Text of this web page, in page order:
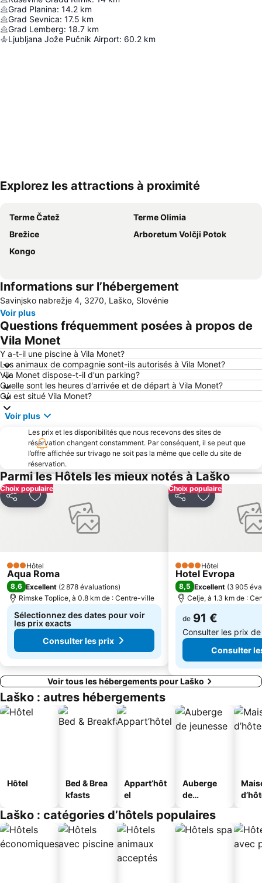
Grad Planina: 14.2 km
Grad Sevnica: 17.5 km
Grad Lemberg: 18.7 km
Ljubljana Jože Pučnik Airport: 60.2 km
Explorez les attractions à proximité
Terme Čatež
Terme Olimia
Brežice
Arboretum Volčji Potok
Kongo
Informations sur l’hébergement
Savinjsko nabrežje 4, 3270, Laško, Slovénie
Voir plus
Questions fréquemment posées à propos de
Vila Monet
Y a-t-il une piscine à Vila Monet?
Les animaux de compagnie sont-ils autorisés à Vila Monet?
Vila Monet dispose-t-il d'un parking?
Quelle sont les heures d'arrivée et de départ à Vila Monet?
Où est situé Vila Monet?
Voir plus
Les prix et les disponibilités que nous recevons des sites de
réservation changent constamment. Par conséquent, il se peut que
l’offre affichée sur trivago ne soit pas la même que celle du site de
réservation.
Parmi les Hôtels les mieux notés à Laško
Choix populaire
PartagerAjouter à mes favoris
3 Étoiles
Hôtel
Aqua Roma
8,6 Excellent (2 878 évaluations)
Rimske Toplice, à 0.8 km de : Centre-ville
Sélectionnez des dates pour voir
les prix exacts
Consulter les prix
Choix populaire
PartagerAjouter à
4 ÉtoilesHôtel
Hotel Evropa
8,5 Excellent (3 905
Celje, à 1.3 km de :
de 91 €
Consulter les prix
Consulter
Voir tous les hébergements pour Laško
Laško : autres hébergements
Hôtel
Bed & Brea
kfasts
Appart’hôt
el
Auberge
de
Laško : catégories d’hôtels populaires